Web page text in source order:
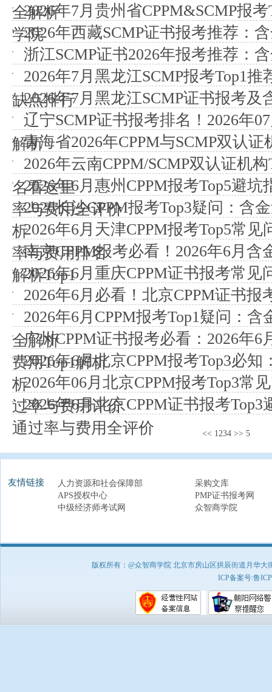
全解析
2026年7月贵州省CPPM&SCMP报
学院
2026年西藏SCMP证书报考推荐：
浙江SCMP证书2026年报考推荐：
2026年7月黑龙江SCMP报考Top1
缺点排行
2026年7月黑龙江SCMP证书报考及
辽宁SCMP证书报考排名！2026年
解析
青海省2026年CPPM与SCMP双认
2026年云南CPPM/SCMP双认证机
名看这里
2026年6月惠州CPPM报考Top5避
率与费用全评价
2026长沙CPPM报考Top3疑问：含
析2026年6月天津CPPM报考Top5常
率与费用排名
南京CPPM报考必看！2026年6月含
解析Top1
2026年6月重庆CPPM证书报考常见
2026年6月必看！北京CPPM证书报
2026年6月CPPM报考Top1疑问：
全解析
广州CPPM证书报考必看：2026年6
费用Top1解析
2026年6月北京CPPM报考Top3必
析2026年06月北京CPPM报考Top3常
过率与费用评价
2026年6月北京CPPM证书报考
通过率与费用全评价
<< 1234 >> 5
友情链接 人力资源和社会保障部
采购文库
APS授权中心
PMP证书报考网
中级经济师考试网
众智商学院
版权所有：@众智商学院 北京市房山区拱辰街道月华
ICP备案号:鲁